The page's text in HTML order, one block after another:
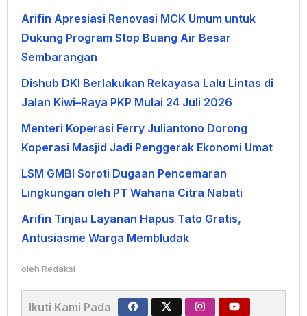
Arifin Apresiasi Renovasi MCK Umum untuk
Dukung Program Stop Buang Air Besar
Sembarangan
Dishub DKI Berlakukan Rekayasa Lalu Lintas di
Jalan Kiwi–Raya PKP Mulai 24 Juli 2026
Menteri Koperasi Ferry Juliantono Dorong
Koperasi Masjid Jadi Penggerak Ekonomi Umat
LSM GMBI Soroti Dugaan Pencemaran
Lingkungan oleh PT Wahana Citra Nabati
Arifin Tinjau Layanan Hapus Tato Gratis,
Antusiasme Warga Membludak
oleh Redaksi
Ikuti Kami Pada